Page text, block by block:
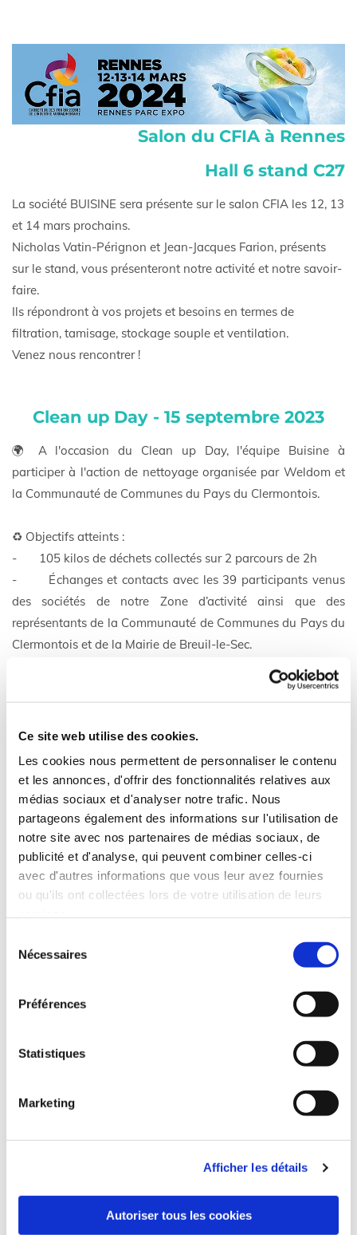
Ce site web utilise des cookies.
Les cookies nous permettent de personnaliser le contenu
et les annonces, d'offrir des fonctionnalités relatives aux
médias sociaux et d'analyser notre trafic. Nous
partageons également des informations sur l'utilisation de
notre site avec nos partenaires de médias sociaux, de
publicité et d'analyse, qui peuvent combiner celles-ci
avec d'autres informations que vous leur avez fournies
ou qu'ils ont collectées lors de votre utilisation de leurs
Nécessaires
Préférences
Statistiques
Marketing
Afficher les détails
Autoriser tous les cookies
Salon du CFIA à Rennes
Hall 6 stand C27
La société BUISINE sera présente sur le salon CFIA les 12, 13
et 14 mars prochains.
Nicholas Vatin-Pérignon et Jean-Jacques Farion, présents
sur le stand, vous présenteront notre activité et notre savoir-
faire.
Ils répondront à vos projets et besoins en termes de
filtration, tamisage, stockage souple et ventilation.
Venez nous rencontrer !
Clean up Day - 15 septembre 2023
🌍 A l'occasion du Clean up Day, l'équipe Buisine à
participer à l'action de nettoyage organisée par Weldom et
la Communauté de Communes du Pays du Clermontois.
♻️ Objectifs atteints :
- 105 kilos de déchets collectés sur 2 parcours de 2h
- Échanges et contacts avec les 39 participants venus
des sociétés de notre Zone d’activité ainsi que des
représentants de la Communauté de Communes du Pays du
Clermontois et de la Mairie de Breuil-le-Sec.